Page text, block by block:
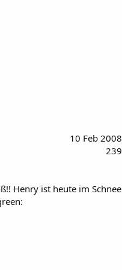
10 Feb 2008
239
Henry ist heute im Schnee